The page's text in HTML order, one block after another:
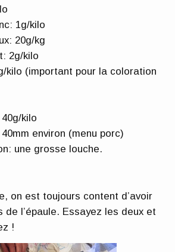
1g/kilo
20g/kg
2g/kilo
kilo (important pour la coloration
kilo
environ (menu porc)
une grosse louche.
on est toujours content d’avoir
de l’épaule. Essayez les deux et
!